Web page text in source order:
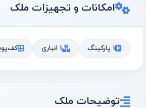
امکانات و تجهیزات ملک
1 پارکینگ 1 انباری
توضیحات ملک